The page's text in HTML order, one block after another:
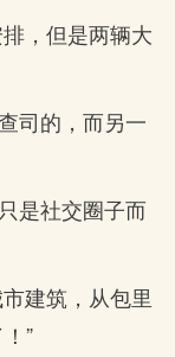
，但是两辆大
司的，而另一
是社交圈子而
建筑，从包里
”